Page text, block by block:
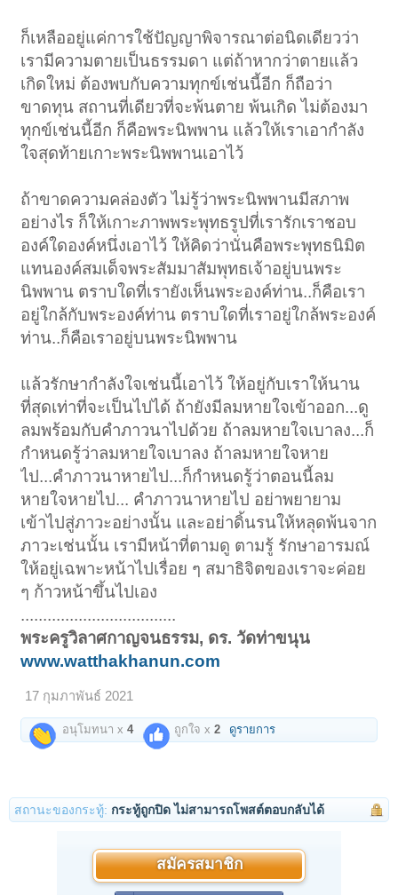
ก็เหลืออยู่แค่การใช้ปัญญาพิจารณาต่อนิดเดียวว่า
เรามีความตายเป็นธรรมดา แต่ถ้าหากว่าตายแล้ว
เกิดใหม่ ต้องพบกับความทุกข์เช่นนี้อีก ก็ถือว่า
ขาดทุน สถานที่เดียวที่จะพ้นตาย พ้นเกิด ไม่ต้องมา
ทุกข์เช่นนี้อีก ก็คือพระนิพพาน แล้วให้เราเอากำลัง
ใจสุดท้ายเกาะพระนิพพานเอาไว้
ถ้าขาดความคล่องตัว ไม่รู้ว่าพระนิพพานมีสภาพ
อย่างไร ก็ให้เกาะภาพพระพุทธรูปที่เรารักเราชอบ
องค์ใดองค์หนึ่งเอาไว้ ให้คิดว่านั่นคือพระพุทธนิมิต
แทนองค์สมเด็จพระสัมมาสัมพุทธเจ้าอยู่บนพระ
นิพพาน ตราบใดที่เรายังเห็นพระองค์ท่าน..ก็คือเรา
อยู่ใกล้กับพระองค์ท่าน ตราบใดที่เราอยู่ใกล้พระองค์
ท่าน..ก็คือเราอยู่บนพระนิพพาน
แล้วรักษากำลังใจเช่นนี้เอาไว้ ให้อยู่กับเราให้นาน
ที่สุดเท่าที่จะเป็นไปได้ ถ้ายังมีลมหายใจเข้าออก...ดู
ลมพร้อมกับคำภาวนาไปด้วย ถ้าลมหายใจเบาลง...ก็
กำหนดรู้ว่าลมหายใจเบาลง ถ้าลมหายใจหาย
ไป...คำภาวนาหายไป...ก็กำหนดรู้ว่าตอนนี้ลม
หายใจหายไป... คำภาวนาหายไป อย่าพยายาม
เข้าไปสู่ภาวะอย่างนั้น และอย่าดิ้นรนให้หลุดพ้นจาก
ภาวะเช่นนั้น เรามีหน้าที่ตามดู ตามรู้ รักษาอารมณ์
ให้อยู่เฉพาะหน้าไปเรื่อย ๆ สมาธิจิตของเราจะค่อย
ๆ ก้าวหน้าขึ้นไปเอง
...................................
พระครูวิลาศกาญจนธรรม, ดร. วัดท่าขนุน
www.watthakhanun.com
17 กุมภาพันธ์ 2021
อนุโมทนา x4 ถูกใจ x2 ดูรายการ
สถานะของกระทู้: กระทู้ถูกปิด ไม่สามารถโพสต์ตอบกลับได้
สมัครสมาชิก